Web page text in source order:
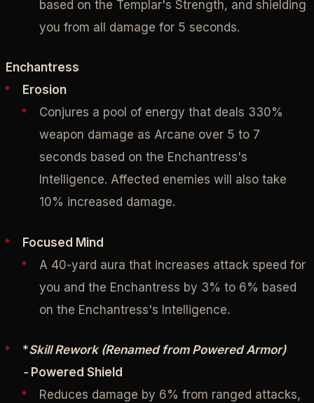
based on the Templar's Strength, and shielding
you from all damage for 5 seconds.
Enchantress
Erosion
Conjures a pool of energy that deals 330%
weapon damage as Arcane over 5 to 7
seconds based on the Enchantress's
Intelligence. Affected enemies will also take
10% increased damage.
Focused Mind
A 40-yard aura that increases attack speed for
you and the Enchantress by 3% to 6% based
on the Enchantress's Intelligence.
*Skill Rework (Renamed from Powered Armor)
- Powered Shield
Reduces damage by 6% from ranged attacks,